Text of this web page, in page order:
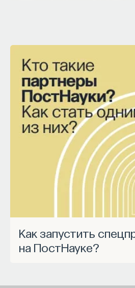
Как запустить спецпроект
на ПостНауке?